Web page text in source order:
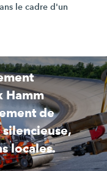
le cadre d'un
Hamm
de
locales.